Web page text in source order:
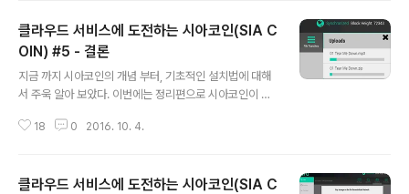
니... 구글 Go언어로 만들어진 마이너도 있으나 일단은 무
시 하고, 2가지 마이너 중에서, 위에 있는 v1.1.0을 다운로
드 받기위해 클릭합니다. 깃허브 (Git-Hub)로 이동해서,
자신의 컴퓨터 OS에 적합한 마이닝 프로그램을 다운로드
받습니다. 테스트 컴퓨터의 경우 sia-gpu-miner-win6
4.zip을 다운로드 받습니다. 먼저 확인하..
클라우드 서비스에 도전하는 시아코인(SIA C
OIN) #5 - 결론
지금 까지 시아코인의 개념 부터, 기초적인 설치법에 대해
서 주욱 알아 보았다. 이번에는 정리편으로 시아코인이 실
살펴 보도록 하겠다. 1. 가격 경쟁력소량(10 GB)을 빌렸을
다. 용량 시아코인 구글컴퓨팅 엔진 (1달 이용료) 10 GB 2
18 0 2016. 10. 4.
클라우드 서비스에 도전하는 시아코인(SIA C